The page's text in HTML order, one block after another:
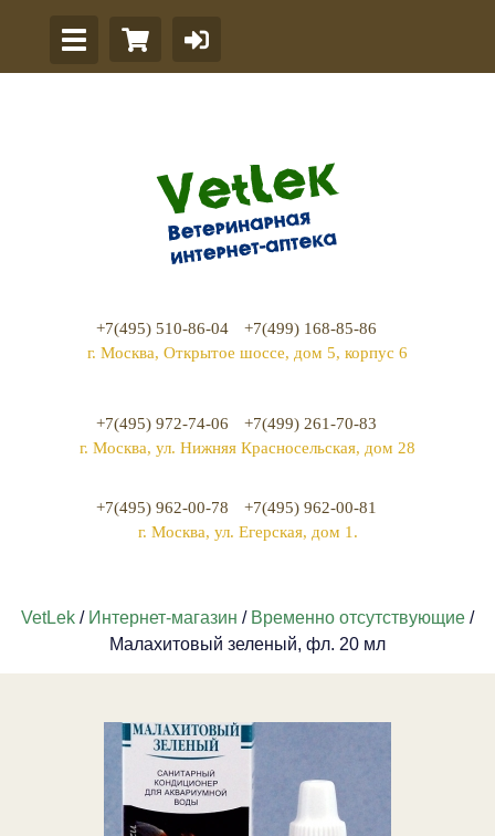
+7(495) 510-86-04
+7(499) 168-85-86
г. Москва, Открытое шоссе, дом 5, корпус 6
+7(495) 972-74-06
+7(499) 261-70-83
г. Москва, ул. Нижняя Красносельская, дом 28
+7(495) 962-00-78
+7(495) 962-00-81
г. Москва, ул. Егерская, дом 1.
VetLek / Интернет-магазин / Временно отсутствующие /
Малахитовый зеленый, фл. 20 мл